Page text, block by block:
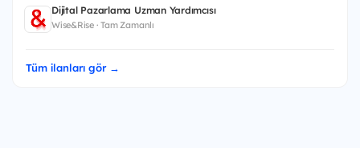
Dijital Pazarlama Uzman Yardımcısı
Wise&Rise · Tam Zamanlı
Tüm ilanları gör →